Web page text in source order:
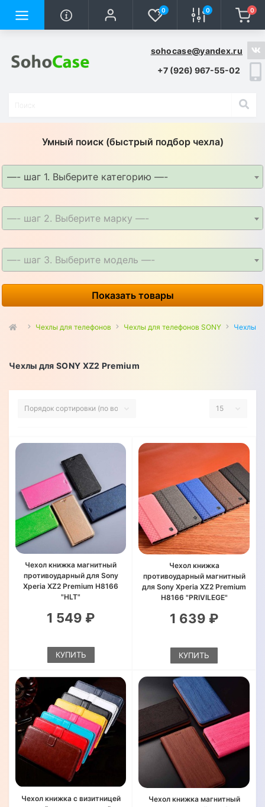
0 0 0
sohocase@yandex.ru
+7 (926) 967-55-02
Умный поиск (быстрый подбор чехла)
—- шаг 1. Выберите категорию —-
—- шаг 2. Выберите марку —-
—- шаг 3. Выберите модель —-
Показать товары
Чехлы для телефонов Чехлы для телефонов SONY Чехлы
Чехлы для SONY XZ2 Premium
Чехол книжка магнитный
противоударный для Sony
Xperia XZ2 Premium H8166
"HLT"
1 549 ₽
КУПИТЬ
Чехол книжка
противоударный магнитный
для Sony Xperia XZ2 Premium
H8166 "PRIVILEGE"
1 639 ₽
КУПИТЬ
Чехол книжка с визитницей
Чехол книжка магнитный